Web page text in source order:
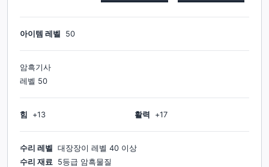
아이템 레벨 50
암흑기사
레벨 50
힘 +13 활력 +17
수리 레벨 대장장이 레벨 40 이상
수리 재료 5등급 암흑물질